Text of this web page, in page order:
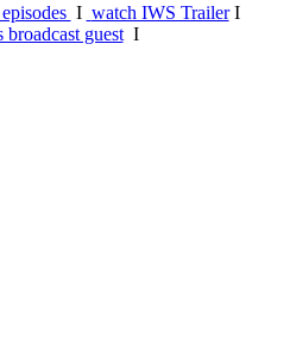
I watch IWS TrailerI
broadcast guestI